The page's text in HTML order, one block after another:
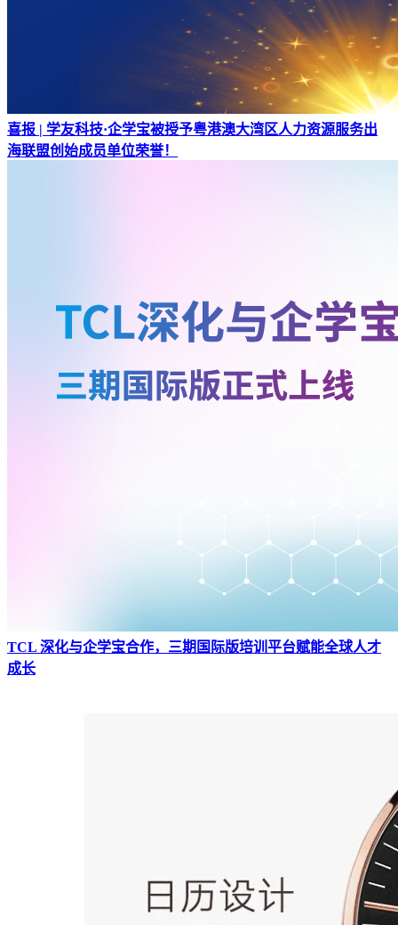
喜报 | 学友科技·企学宝被授予粤港澳大湾区人力资源服务出
海联盟创始成员单位荣誉！
TCL 深化与企学宝合作，三期国际版培训平台赋能全球人才
成长